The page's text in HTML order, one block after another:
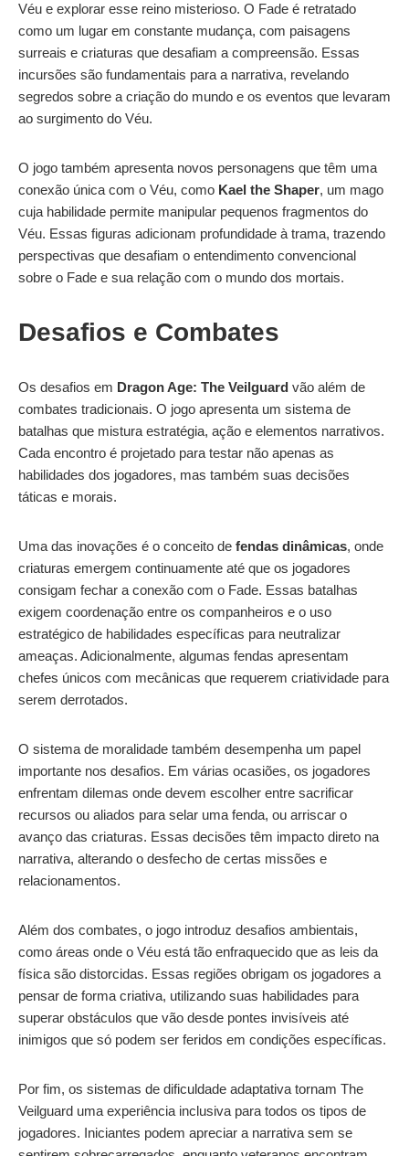
Véu e explorar esse reino misterioso. O Fade é retratado
como um lugar em constante mudança, com paisagens
surreais e criaturas que desafiam a compreensão. Essas
incursões são fundamentais para a narrativa, revelando
segredos sobre a criação do mundo e os eventos que levaram
ao surgimento do Véu.
O jogo também apresenta novos personagens que têm uma
conexão única com o Véu, como Kael the Shaper, um mago
cuja habilidade permite manipular pequenos fragmentos do
Véu. Essas figuras adicionam profundidade à trama, trazendo
perspectivas que desafiam o entendimento convencional
sobre o Fade e sua relação com o mundo dos mortais.
Desafios e Combates
Os desafios em Dragon Age: The Veilguard vão além de
combates tradicionais. O jogo apresenta um sistema de
batalhas que mistura estratégia, ação e elementos narrativos.
Cada encontro é projetado para testar não apenas as
habilidades dos jogadores, mas também suas decisões
táticas e morais.
Uma das inovações é o conceito de fendas dinâmicas, onde
criaturas emergem continuamente até que os jogadores
consigam fechar a conexão com o Fade. Essas batalhas
exigem coordenação entre os companheiros e o uso
estratégico de habilidades específicas para neutralizar
ameaças. Adicionalmente, algumas fendas apresentam
chefes únicos com mecânicas que requerem criatividade para
serem derrotados.
O sistema de moralidade também desempenha um papel
importante nos desafios. Em várias ocasiões, os jogadores
enfrentam dilemas onde devem escolher entre sacrificar
recursos ou aliados para selar uma fenda, ou arriscar o
avanço das criaturas. Essas decisões têm impacto direto na
narrativa, alterando o desfecho de certas missões e
relacionamentos.
Além dos combates, o jogo introduz desafios ambientais,
como áreas onde o Véu está tão enfraquecido que as leis da
física são distorcidas. Essas regiões obrigam os jogadores a
pensar de forma criativa, utilizando suas habilidades para
superar obstáculos que vão desde pontes invisíveis até
inimigos que só podem ser feridos em condições específicas.
Por fim, os sistemas de dificuldade adaptativa tornam The
Veilguard uma experiência inclusiva para todos os tipos de
jogadores. Iniciantes podem apreciar a narrativa sem se